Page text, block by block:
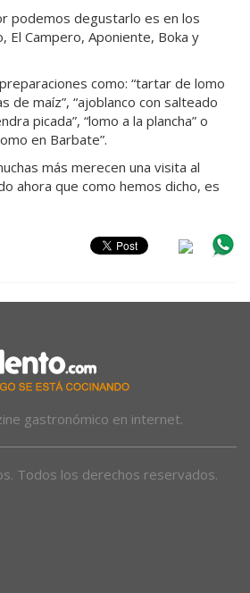
podemos degustarlo es en los
El Campero, Aponiente, Boka y
como: “tartar de lomo
de maíz”, “ajoblanco con salteado
picada”, “lomo a la plancha” o
en Barbate”.
más merecen una visita al
ahora que como hemos dicho, es
gastronómico en internet.
Todos los derechos reservados.